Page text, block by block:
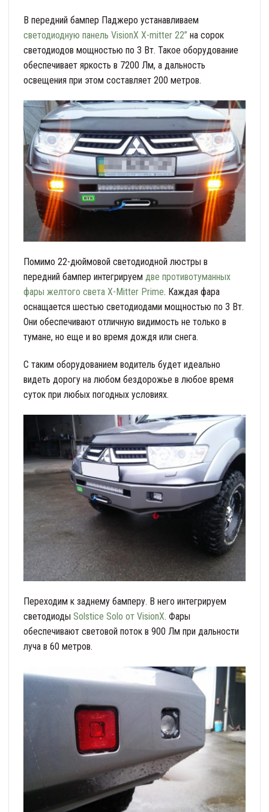
В передний бампер Паджеро устанавливаем
светодиодную панель VisionX X-mitter 22” на сорок
светодиодов мощностью по 3 Вт. Такое оборудование
обеспечивает яркость в 7200 Лм, а дальность
освещения при этом составляет 200 метров.
Помимо 22-дюймовой светодиодной люстры в
передний бампер интегрируем две противотуманных
фары желтого света X-Mitter Prime. Каждая фара
оснащается шестью светодиодами мощностью по 3 Вт.
Они обеспечивают отличную видимость не только в
тумане, но еще и во время дождя или снега.
С таким оборудованием водитель будет идеально
видеть дорогу на любом бездорожье в любое время
суток при любых погодных условиях.
Переходим к заднему бамперу. В него интегрируем
светодиоды Solstice Solo от VisionX. Фары
обеспечивают световой поток в 900 Лм при дальности
луча в 60 метров.